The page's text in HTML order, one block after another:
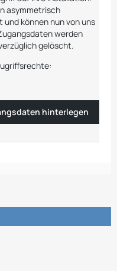
asymmetrisch
können nun von uns
werden
gelöscht.
hinterlegen